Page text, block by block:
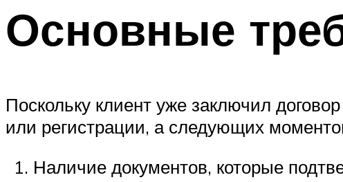
Основные
Поскольку клиент уже заключил
или регистрации, а следующих
Наличие документов, которые